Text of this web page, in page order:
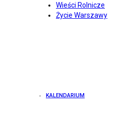
Wieści Rolnicze
Życie Warszawy
KALENDARIUM